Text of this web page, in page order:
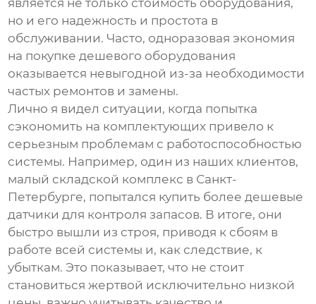
является не только стоимость оборудования,
но и его надежность и простота в
обслуживании. Часто, одноразовая экономия
на покупке дешевого оборудования
оказывается невыгодной из-за необходимости
частых ремонтов и замены.
Лично я видел ситуации, когда попытка
сэкономить на комплектующих привело к
серьезным проблемам с работоспособностью
системы. Например, один из наших клиентов,
малый складской комплекс в Санкт-
Петербурге, попытался купить более дешевые
датчики для контроля запасов. В итоге, они
быстро вышли из строя, приводя к сбоям в
работе всей системы и, как следствие, к
убыткам. Это показывает, что не стоит
становиться жертвой исключительно низкой